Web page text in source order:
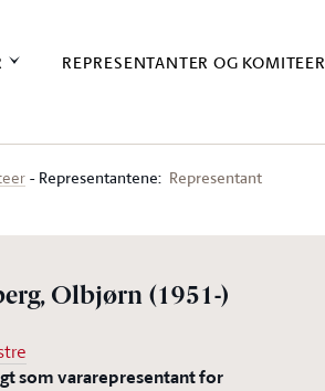
REPRESENTANTER OG KOMITEER
Representantene: Representant
Olbjørn (1951-)
som vararepresentant for